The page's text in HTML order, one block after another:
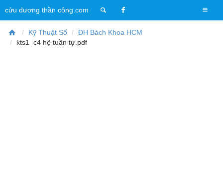
T
o
cửu dương thần công.com
Kỹ Thuật Số
ĐH Bách Khoa HCM
kts1_c4 hệ tuần tự.pdf